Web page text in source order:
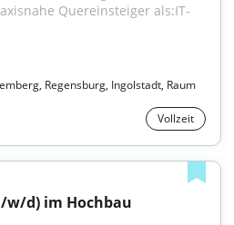
Quereinsteiger als:IT-
Regensburg, Ingolstadt, Raum
Vollzeit
w/d) im Hochbau